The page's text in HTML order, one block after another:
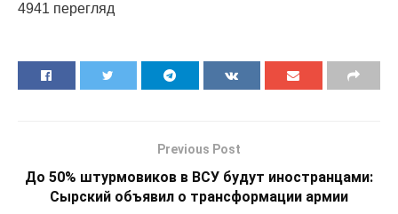
4941 перегляд
Previous Post
До 50% штурмовиков в ВСУ будут иностранцами:
Сырский объявил о трансформации армии